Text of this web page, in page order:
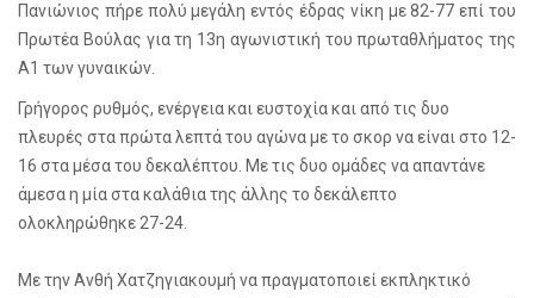
Πανιώνιος πήρε πολύ μεγάλη εντός έδρας νίκη με 82-77 επί του
Πρωτέα Βούλας για τη 13η αγωνιστική του πρωταθλήματος της
Α1 των γυναικών.
Γρήγορος ρυθμός, ενέργεια και ευστοχία και από τις δυο
πλευρές στα πρώτα λεπτά του αγώνα με το σκορ να είναι στο 12-
16 στα μέσα του δεκαλέπτου. Με τις δυο ομάδες να απαντάνε
άμεσα η μία στα καλάθια της άλλης το δεκάλεπτο
ολοκληρώθηκε 27-24.
Με την Ανθή Χατζηγιακουμή να πραγματοποιεί εκπληκτικό